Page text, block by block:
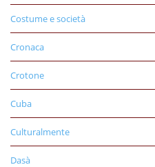
Costume e società
Cronaca
Crotone
Cuba
Culturalmente
Dasà